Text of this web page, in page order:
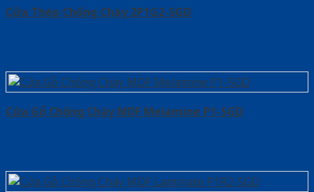
Cửa Thép Chống Cháy 2P1G2-SGD
Cửa Gỗ Chống Cháy MDF Melamine P1-SGD